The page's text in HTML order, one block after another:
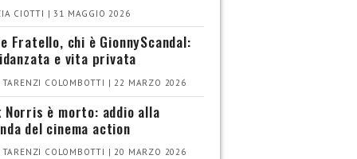
CIOTTI | 31 MAGGIO 2026
Fratello, chi è GionnyScandal:
e vita privata
COLOMBOTTI | 22 MARZO 2026
Norris è morto: addio alla
del cinema action
COLOMBOTTI | 20 MARZO 2026